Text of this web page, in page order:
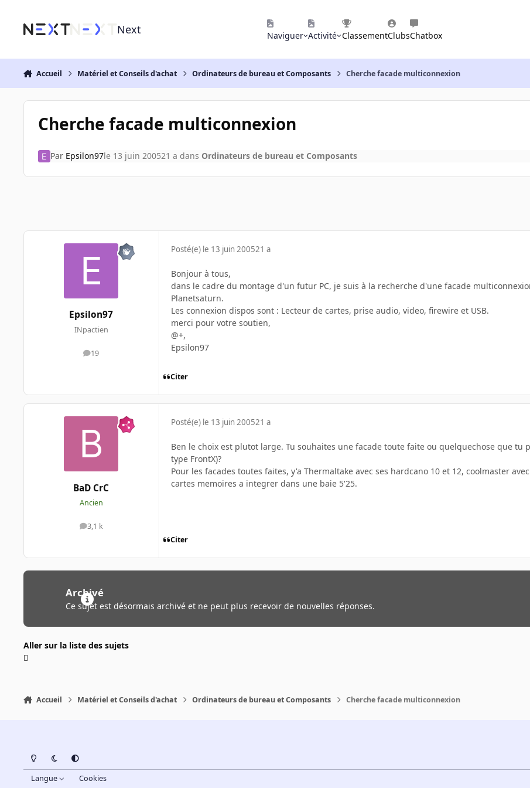
Next Naviguer Activité ClassementClubsChatbox
Accueil Matériel et Conseils d'achat Ordinateurs de bureau et Composants Cherche facade multiconnexion
Cherche facade multiconnexion
Par Epsilon97le 13 juin 200521 a dans Ordinateurs de bureau et Composants
Epsilon97
INpactien
19
messages
Posté(e) le 13 juin 200521 a
Bonjour à tous,
dans le cadre du montage d'un futur PC, je suis à la recherche d'une facade
Planetsaturn.
Les connexion dispos sont : Lecteur de cartes, prise audio, video, firewire et USB.
merci pour votre soutien,
@+,
Epsilon97
Citer
BaD CrC
Ancien
3,1 k
messages
Posté(e) le 13 juin 200521 a
Ben le choix est plutot large. Tu souhaites une facade toute faite ou quelquechose que tu
type FrontX)?
Pour les facades toutes faites, y'a Thermaltake avec ses hardcano 10 et 12, coolmaster
cartes memoires a integrer dans une baie 5'25.
Citer
Archivé
Ce sujet est désormais archivé et ne peut plus recevoir de nouvelles réponses.
Aller sur la liste des sujets
Accueil Matériel et Conseils d'achat Ordinateurs de bureau et Composants Cherche facade multiconnexion
Light ModeDark ModeSystem Preference
Langue Cookies